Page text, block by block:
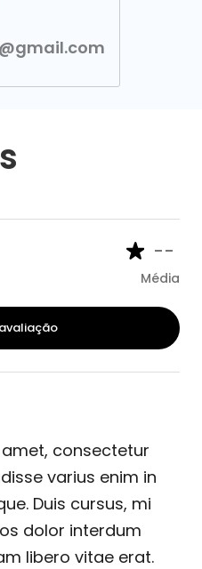
--
Média
consectetur
varius enim in
Duis cursus, mi
dolor interdum
libero vitae erat.